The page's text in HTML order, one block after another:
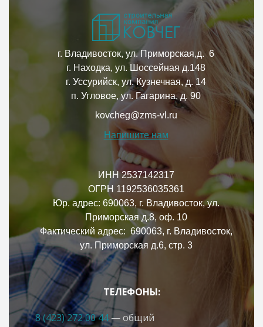
г. Владивосток, ул. Приморская,д. 6
г. Находка, ул. Шоссейная д.148
г. Уссурийск, ул. Кузнечная, д. 14
п. Угловое, ул. Гагарина, д. 90
kovcheg@zms-vl.ru
Напишите нам
ИНН 2537142317
ОГРН 1192536035361
Юр. адрес: 690063, г. Владивосток, ул.
Приморская д.8, оф. 10
Фактический адрес: 690063, г. Владивосток,
ул. Приморская д.6, стр. 3
ТЕЛЕФОНЫ:
8 (423) 272 00 44— общий